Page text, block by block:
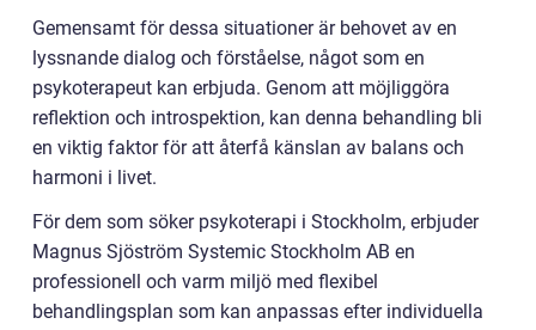
Gemensamt för dessa situationer är behovet av en
lyssnande dialog och förståelse, något som en
psykoterapeut kan erbjuda. Genom att möjliggöra
reflektion och introspektion, kan denna behandling bli
en viktig faktor för att återfå känslan av balans och
harmoni i livet.
För dem som söker psykoterapi i Stockholm, erbjuder
Magnus Sjöström Systemic Stockholm AB en
professionell och varm miljö med flexibel
behandlingsplan som kan anpassas efter individuella